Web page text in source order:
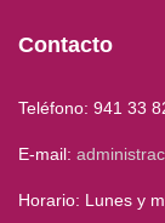
Contacto
Teléfono: 941 33
E-mail:
Horario: Lunes y